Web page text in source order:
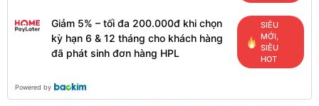
Giảm 5% – tối đa 200.000đ khi chọn
kỳ hạn 6 & 12 tháng cho khách hàng
đã phát sinh đơn hàng HPL
SIÊU
MỚI,
SIÊU
HOT
Powered by